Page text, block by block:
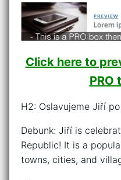
Click here to
PRO
H2: Oslavujeme Jiří
Debunk: Jiří is
Republic! It is a
towns, cities, and